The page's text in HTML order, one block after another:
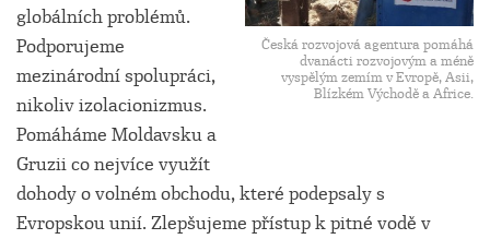
Česká rozvojová agentura pomáhá
dvanácti rozvojovým a méně
vyspělým zemím v Evropě, Asii,
Blízkém Východě a Africe.
globálních problémů.
Podporujeme
mezinárodní spolupráci,
nikoliv izolacionizmus.
Pomáháme Moldavsku a
Gruzii co nejvíce využít
dohody o volném obchodu, které podepsaly s
Evropskou unií. Zlepšujeme přístup k pitné vodě v